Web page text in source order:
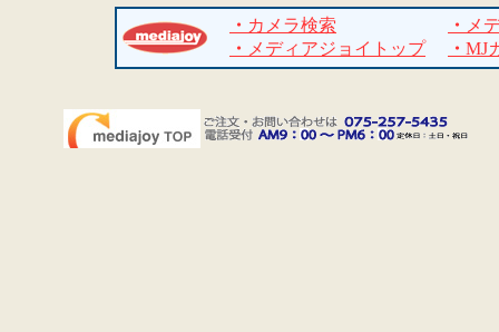
・ カメラ検索 ・ メ
・ メディアジョイトップ ・ MJ